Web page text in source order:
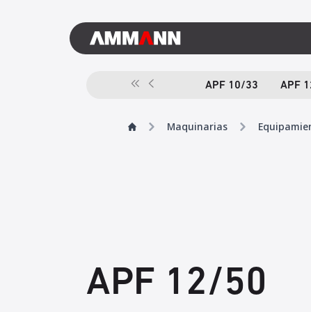
APF 10/33 APF
Maquinarias
APF 12/50